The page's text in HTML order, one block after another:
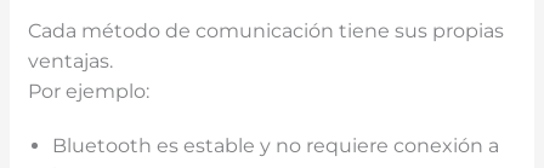
Cada método de comunicación tiene sus propias
ventajas.
Por ejemplo:
Bluetooth es estable y no requiere conexión a